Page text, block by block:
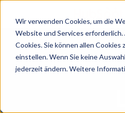
Wir verwenden Cookies, um die
Website und Services erforderlich.
Cookies. Sie können allen
einstellen. Wenn Sie keine
jederzeit ändern. Weitere